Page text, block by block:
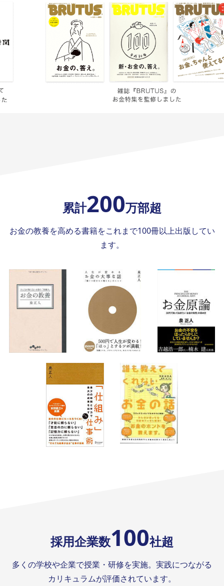
累計200万部超
お金の教養を高める書籍をこれまで100冊以上出版してい
ます。
採用企業数100社超
多くの学校や企業で授業・研修を実施。実践につながる
カリキュラムが評価されています。